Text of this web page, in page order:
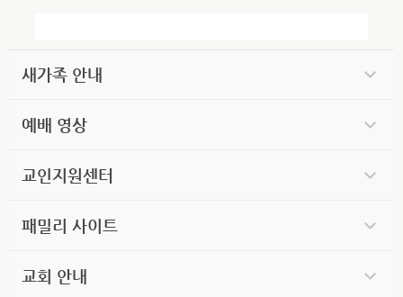
새가족 안내
예배 영상
교인지원센터
패밀리 사이트
교회 안내